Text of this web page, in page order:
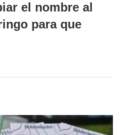
el nombre al
para que